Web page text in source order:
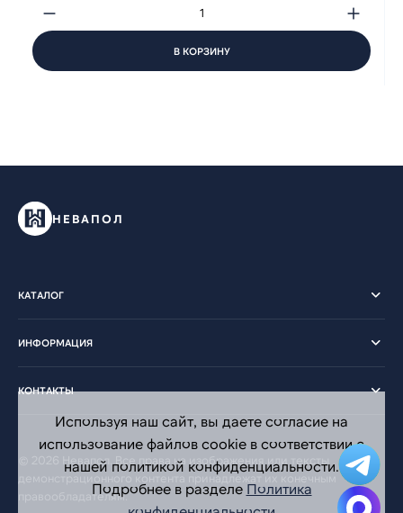
В КОРЗИНУ
НЕВАПОЛ
КАТАЛОГ
ИНФОРМАЦИЯ
КОНТАКТЫ
© 2026 Невапол. Все права на изображения или тексты
демонстрационного контента принадлежат их конечным
правообладателям.
Используя наш сайт, вы даете согласие на
использование файлов cookie в соответствии с
нашей политикой конфиденциальности.
Подробнее в разделе Политика